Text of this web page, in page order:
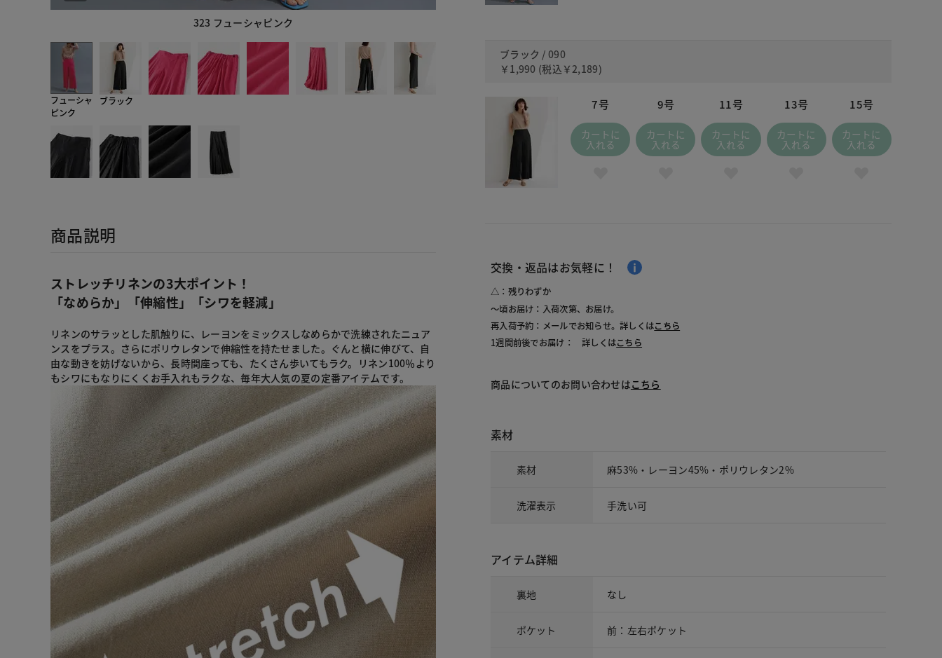
323 フューシャピンク
フューシャ
ピンク
ブラック
商品説明
ストレッチリネンの3大ポイント！
「なめらか」「伸縮性」「シワを軽減」
リネンのサラッとした肌触りに、レーヨンをミックスしなめらかで洗練されたニュア
ンスをプラス。さらにポリウレタンで伸縮性を持たせました。ぐんと横に伸びて、自
由な動きを妨げないから、長時間座っても、たくさん歩いてもラク。リネン100％より
もシワにもなりにくくお手入れもラクな、毎年大人気の夏の定番アイテムです。
ブラック / 090
￥1,990 (税込 ￥2,189)
7号
カートに
入れる
9号
カートに
入れる
11号
カートに
入れる
13号
カートに
入れる
15号
カートに
入れる
交換・返品はお気軽に！
△：残りわずか
～頃お届け：入荷次第、お届け。
再入荷予約：メールでお知らせ。詳しくはこちら
1週間前後でお届け： 詳しくはこちら
商品についてのお問い合わせはこちら
素材
素材 麻53%・レーヨン45%・ポリウレタン2%
洗濯表示 手洗い可
アイテム詳細
裏地 なし
ポケット 前：左右ポケット